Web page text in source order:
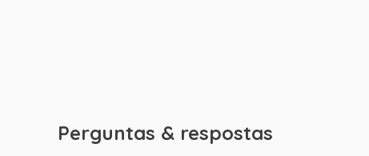
Perguntas & respostas